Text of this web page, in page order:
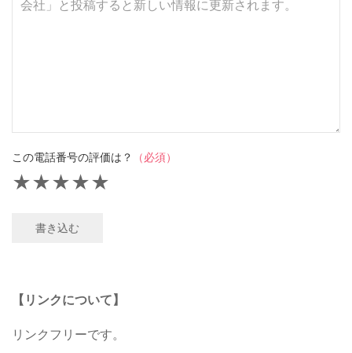
この電話番号の評価は？ （必須）
★
★
★
★
★
書き込む
【リンクについて】
リンクフリーです。